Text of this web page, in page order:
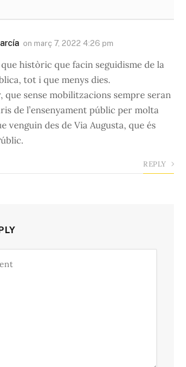
on març 7, 2022 4:26 pm
que històric que facin seguidisme de la
tot i que menys dies.
que sense mobilitzacions sempre seran
de l’ensenyament públic per molta
venguin des de Via Augusta, que és
REPLY